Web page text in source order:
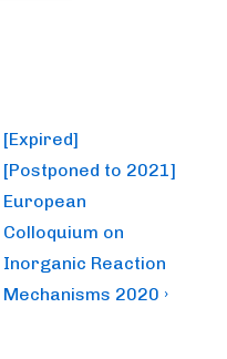
Next
Post
is
[Expired]
[Postponed to 2021]
European
Colloquium on
Inorganic Reaction
Mechanisms 2020 ›